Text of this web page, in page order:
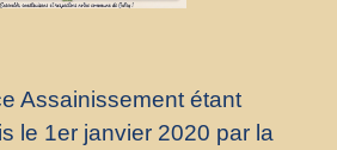
Assainissement étant
le 1er janvier 2020 par la